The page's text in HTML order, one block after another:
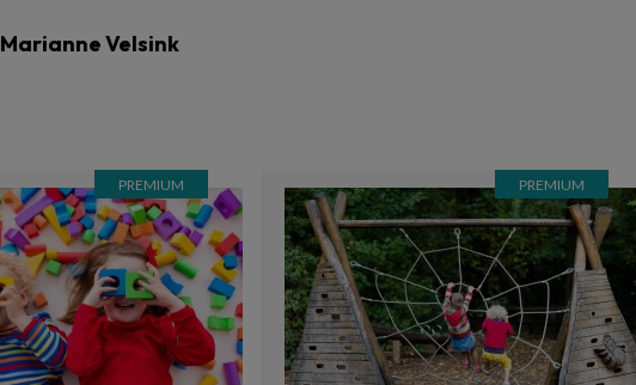
Marianne Velsink